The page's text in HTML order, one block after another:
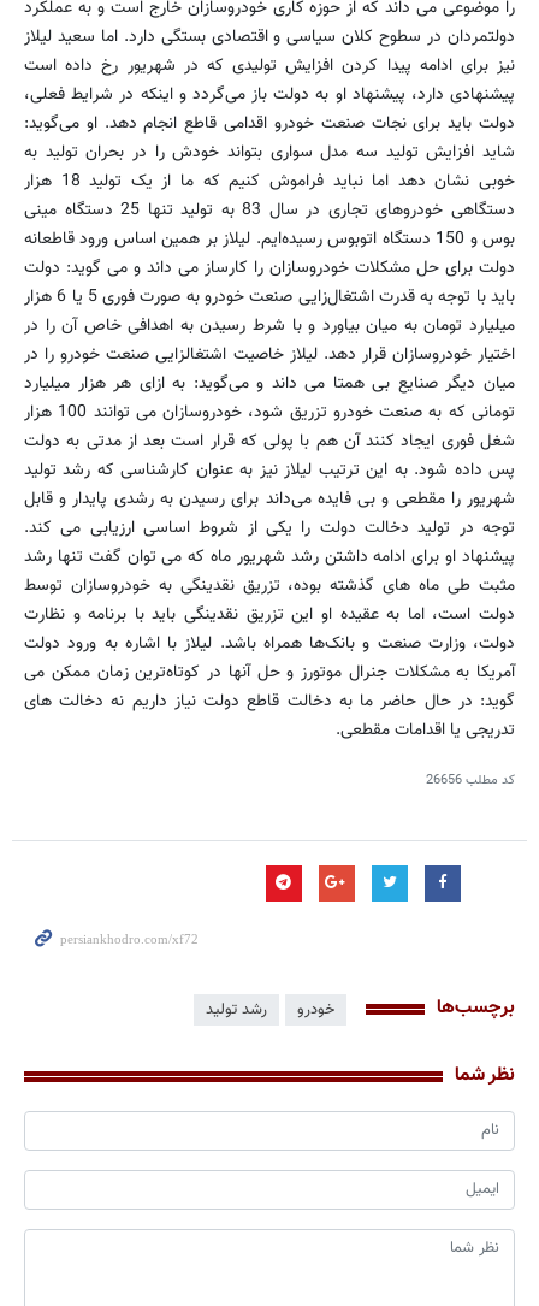
را موضوعی می داند که از حوزه کاری خودروسازان خارج است و به عملکرد
دولتمردان در سطوح کلان سیاسی و اقتصادی بستگی دارد. اما سعید لیلاز
نیز برای ادامه پیدا کردن افزایش تولیدی که در شهریور رخ داده است
پیشنهادی دارد، پیشنهاد او به دولت باز می‌گردد و اینکه در شرایط فعلی،
دولت باید برای نجات صنعت خودرو اقدامی قاطع انجام دهد. او می‌گوید:
شاید افزایش تولید سه مدل سواری بتواند خودش را در بحران تولید به
خوبی نشان دهد اما نباید فراموش کنیم که ما از یک تولید 18 هزار
دستگاهی خودروهای تجاری در سال 83 به تولید تنها 25 دستگاه مینی
بوس و 150 دستگاه اتوبوس رسیده‌ایم. لیلاز بر همین اساس ورود قاطعانه
دولت برای حل مشکلات خودروسازان را کارساز می داند و می گوید: دولت
باید با توجه به قدرت اشتغال‌زایی صنعت خودرو به صورت فوری 5 یا 6 هزار
میلیارد تومان به میان بیاورد و با شرط رسیدن به اهدافی خاص آن را در
اختیار خودروسازان قرار دهد. لیلاز خاصیت اشتغالزایی صنعت خودرو را در
میان دیگر صنایع بی همتا می داند و می‌گوید: به ازای هر هزار میلیارد
تومانی که به صنعت خودرو تزریق شود، خودروسازان می توانند 100 هزار
شغل فوری ایجاد کنند آن هم با پولی که قرار است بعد از مدتی به دولت
پس داده شود. به این ترتیب لیلاز نیز به عنوان کارشناسی که رشد تولید
شهریور را مقطعی و بی فایده می‌داند برای رسیدن به رشدی پایدار و قابل
توجه در تولید دخالت دولت را یکی از شروط اساسی ارزیابی می کند.
پیشنهاد او برای ادامه داشتن رشد شهریور ماه که می توان گفت تنها رشد
مثبت طی ماه های گذشته بوده، تزریق نقدینگی به خودروسازان توسط
دولت است، اما به عقیده او این تزریق نقدینگی باید با برنامه و نظارت
دولت، وزارت صنعت و بانک‌ها همراه باشد. لیلاز با اشاره به ورود دولت
آمریکا به مشکلات جنرال موتورز و حل آنها در کوتاه‌ترین زمان ممکن می
گوید: در حال حاضر ما به دخالت قاطع دولت نیاز داریم نه دخالت های
تدریجی یا اقدامات مقطعی.
کد مطلب26656
برچسب‌ها خودرو رشد تولید
نظر شما